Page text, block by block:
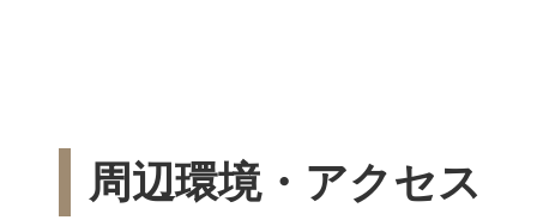
周辺環境・アクセス